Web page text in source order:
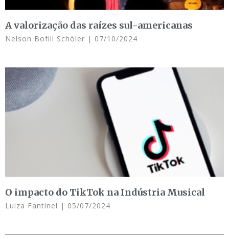
A valorização das raízes sul-americanas
Nelson Bofill Schöler 07/10/2024
O impacto do TikTok na Indústria Musical
Luiza Fantinel 05/07/2024